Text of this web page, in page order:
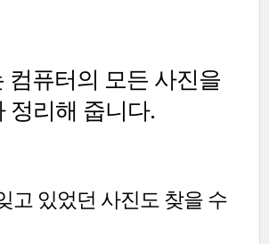
컴퓨터의 모든 사진을
정리해 줍니다.
고 있었던 사진도 찾을 수